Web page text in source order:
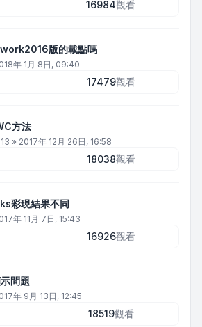
16984觀看
版的載點嗎
年 1月 8日, 09:40
17479觀看
方法
» 2017年 12月 26日, 16:58
18038觀看
彩現結果不同
年 11月 7日, 15:43
16926觀看
問題
年 9月 13日, 12:45
18519觀看